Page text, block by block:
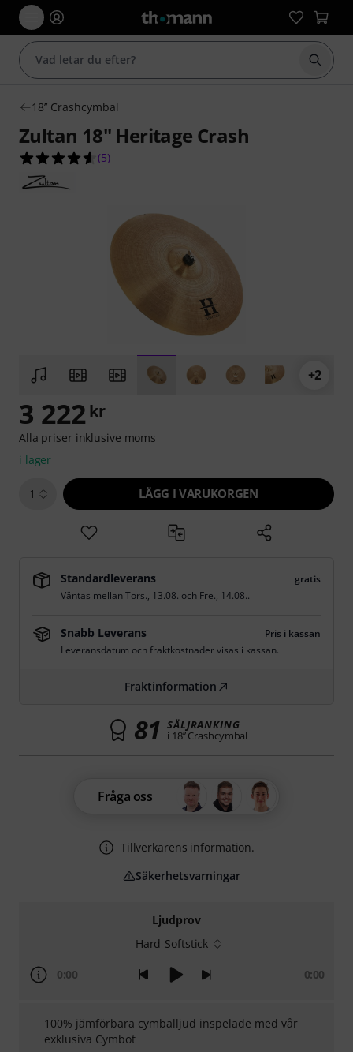
Börja
18’’ Crashcymbal
Zultan 18" Heritage Crash
4.6 av 5 stjärnor från 5 kundbetyg
(5)
+2
Ljudprov
Hard-Softstick
0:00 0:00
100% jämförbara cymballjud inspelade med vår
exklusiva Cymbot
3 222 kr
Alla priser inklusive moms
i lager
1 LÄGG I VARUKORGEN
Standardleverans
gratis
Väntas mellanTors., 13.08. och Fre., 14.08..
Snabb Leverans
Pris i kassan
Leveransdatum och fraktkostnader visas i kassan.
Fraktinformation
81 SÄLJRANKING
i 18’’ Crashcymbal
Fråga oss
Tillverkarens information.
Säkerhetsvarningar